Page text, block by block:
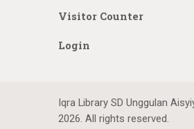
Visitor Counter
Login
Iqra Library SD Unggulan
2026. All rights reserved.